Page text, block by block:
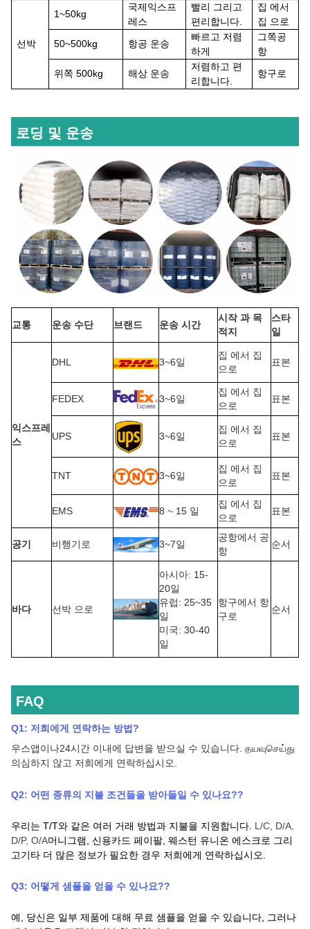
선박
1~50kg
국제익스프
레스
빨리 그리고
편리합니다.
집 에서
집 으로
50~500kg
항공 운송
빠르고 저렴
하게
그쪽공
항
위쪽 500kg 해상 운송
저렴하고 편
리합니다.
항구로
로딩 및 운송
교통 운송 수단 브랜드 운송 시간
시작 과 목
적지
스타
일
익스프레
스
DHL 3~6일
집 에서 집
으로
표본
FEDEX 3~6일
집 에서 집
으로
표본
UPS 3~6일
집 에서 집
으로
표본
TNT 3~6일
집 에서 집
으로
표본
EMS 8 ~ 15 일
집 에서 집
으로
표본
공기 비행기로 3~7일
공항에서 공
항
순서
바다 선박 으로
아시아: 15-
20일
유럽: 25~35
일
미국: 30-40
일
항구에서 항
구로
순서
FAQ
Q1: 저희에게 연락하는 방법?
우스앱이나24시간 이내에 답변을 받으실 수 있습니다. தயவுசெய்து
의심하지 않고 저희에게 연락하십시오.
Q2: 어떤 종류의 지불 조건들을 받아들일 수 있나요??
우리는 T/T와 같은 여러 거래 방법과 지불을 지원합니다. L/C, D/A,
D/P, O/A머니그램, 신용카드 페이팔, 웨스턴 유니온 에스크로 그리
고기타 더 많은 정보가 필요한 경우 저희에게 연락하십시오.
Q3: 어떻게 샘플을 얻을 수 있나요??
예, 당신은 일부 제품에 대해 무료 샘플을 얻을 수 있습니다, 그러나